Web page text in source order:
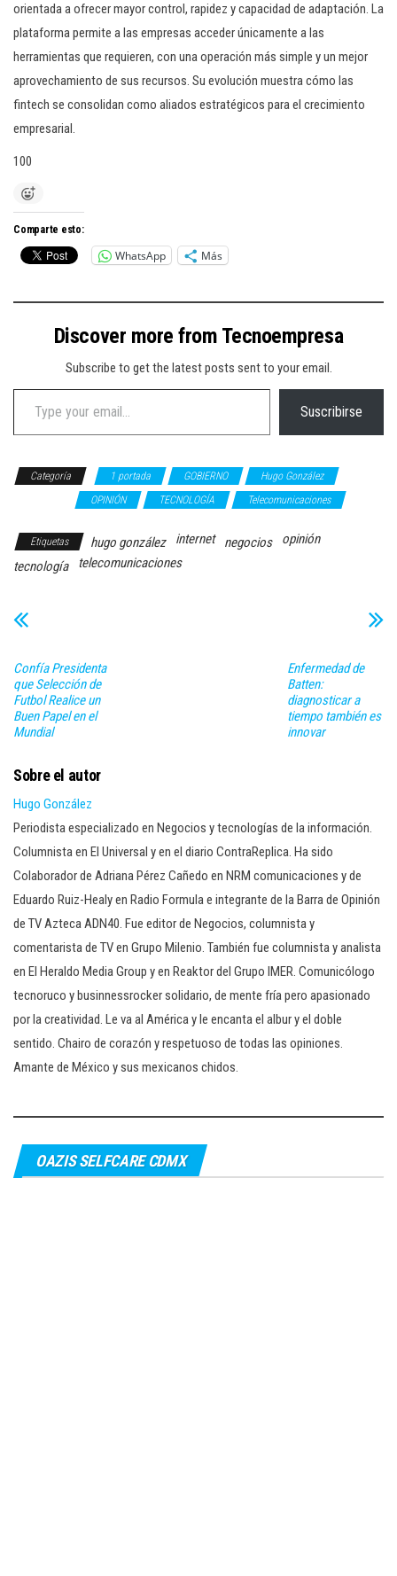
orientada a ofrecer mayor control, rapidez y capacidad de adaptación. La
plataforma permite a las empresas acceder únicamente a las
herramientas que requieren, con una operación más simple y un mejor
aprovechamiento de sus recursos. Su evolución muestra cómo las
fintech se consolidan como aliados estratégicos para el crecimiento
empresarial.
100
Comparte esto:
WhatsApp Más
Discover more from Tecnoempresa
Subscribe to get the latest posts sent to your email.
Type your email…
Suscribirse
Categoría 1 portada GOBIERNO
Hugo González
OPINIÓN TECNOLOGÍA Telecomunicaciones
Etiquetas hugo gonzález internet negocios
opinión
tecnología
telecomunicaciones
Confía Presidenta
que Selección de
Futbol Realice un
Buen Papel en el
Mundial
Enfermedad de
Batten:
diagnosticar a
tiempo también es
innovar
Sobre el autor
Hugo González
Periodista especializado en Negocios y tecnologías de la información.
Columnista en El Universal y en el diario ContraReplica. Ha sido
Colaborador de Adriana Pérez Cañedo en NRM comunicaciones y de
Eduardo Ruiz-Healy en Radio Formula e integrante de la Barra de Opinión
de TV Azteca ADN40. Fue editor de Negocios, columnista y
comentarista de TV en Grupo Milenio. También fue columnista y analista
en El Heraldo Media Group y en Reaktor del Grupo IMER. Comunicólogo
tecnoruco y businnessrocker solidario, de mente fría pero apasionado
por la creatividad. Le va al América y le encanta el albur y el doble
sentido. Chairo de corazón y respetuoso de todas las opiniones.
Amante de México y sus mexicanos chidos.
OAZIS SELFCARE CDMX